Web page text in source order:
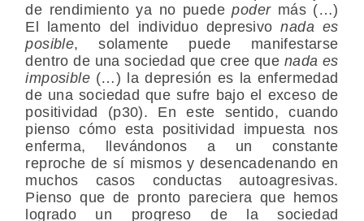
de rendimiento ya no puedepodermás (…)
El lamento del individuo depresivonada es
posible, solamente puede manifestarse
dentro de una sociedad que cree que nada es
imposible(…) la depresión es la enfermedad
de una sociedad que sufre bajo el exceso de
positividad (p30). En este sentido, cuando
pienso cómo esta positividad impuesta nos
enferma, llevándonos a un constante
reproche de sí mismos y desencadenando en
muchos casos conductas autoagresivas.
Pienso que de pronto pareciera que hemos
logrado un progreso de la sociedad